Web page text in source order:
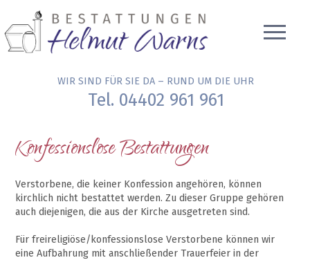
WIR SIND FÜR SIE DA – RUND UM DIE UHR
Tel. 04402 961 961
Konfessionslose Bestattungen
Verstorbene, die keiner Konfession angehören, können
kirchlich nicht bestattet werden. Zu dieser Gruppe gehören
auch diejenigen, die aus der Kirche ausgetreten sind.
Für freireligiöse/konfessionslose Verstorbene können wir
eine Aufbahrung mit anschließender Trauerfeier in der